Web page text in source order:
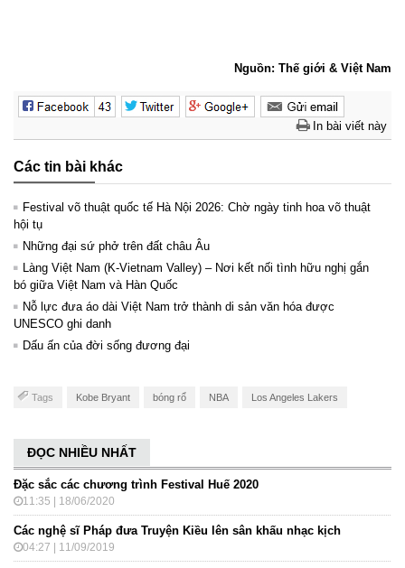
Nguồn: Thế giới & Việt Nam
In bài viết này
Các tin bài khác
Festival võ thuật quốc tế Hà Nội 2026: Chờ ngày tinh hoa võ thuật
hội tụ
Những đại sứ phở trên đất châu Âu
Làng Việt Nam (K-Vietnam Valley) – Nơi kết nối tình hữu nghị gắn
bó giữa Việt Nam và Hàn Quốc
Nỗ lực đưa áo dài Việt Nam trở thành di sản văn hóa được
UNESCO ghi danh
Dấu ấn của đời sống đương đại
Tags Kobe Bryant bóng rổ NBA Los Angeles Lakers
ĐỌC NHIỀU NHẤT
Đặc sắc các chương trình Festival Huế 2020
11:35 | 18/06/2020
Các nghệ sĩ Pháp đưa Truyện Kiều lên sân khấu nhạc kịch
04:27 | 11/09/2019